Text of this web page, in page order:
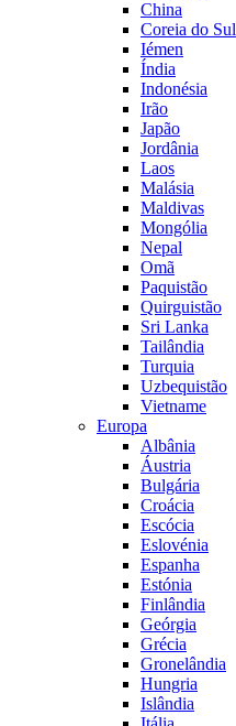
China
Coreia do Sul
Iémen
Índia
Indonésia
Irão
Japão
Jordânia
Laos
Malásia
Maldivas
Mongólia
Nepal
Omã
Paquistão
Quirguistão
Sri Lanka
Tailândia
Turquia
Uzbequistão
Vietname
Europa
Albânia
Áustria
Bulgária
Croácia
Escócia
Eslovénia
Espanha
Estónia
Finlândia
Geórgia
Grécia
Gronelândia
Hungria
Islândia